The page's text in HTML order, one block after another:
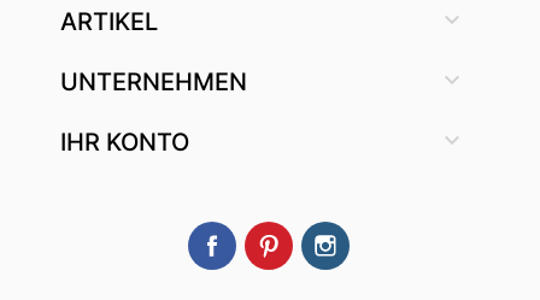
ARTIKEL 
UNTERNEHMEN 
IHR KONTO 
FacebookPinterest